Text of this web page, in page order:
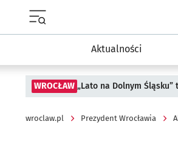
Aktualności
WROCŁAW „Lato na Dolnym
wroclaw.pl Prezydent Wrocławia